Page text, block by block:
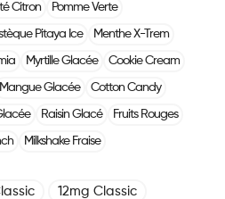
Citron Pomme Verte
Pitaya Ice Menthe X-Trem
Myrtille Glacée Cookie Cream
Mangue Glacée Cotton Candy
Raisin Glacé Fruits Rouges
Milkshake Fraise
12mg Classic